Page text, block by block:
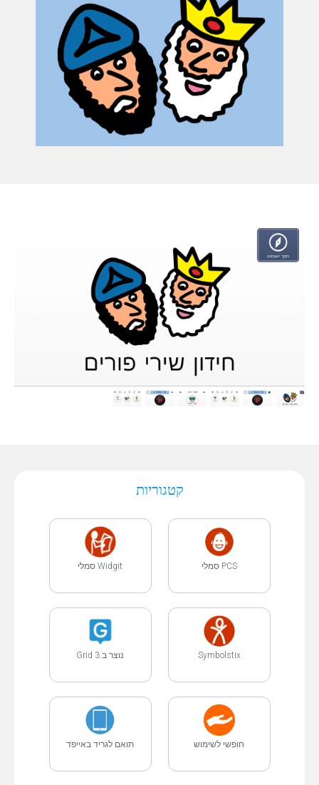
קטגוריות
PCS סמלי Widgit סמלי
Symbolstix נוצר ב Grid 3
חופשי לשימוש תואם לגריד באייפד